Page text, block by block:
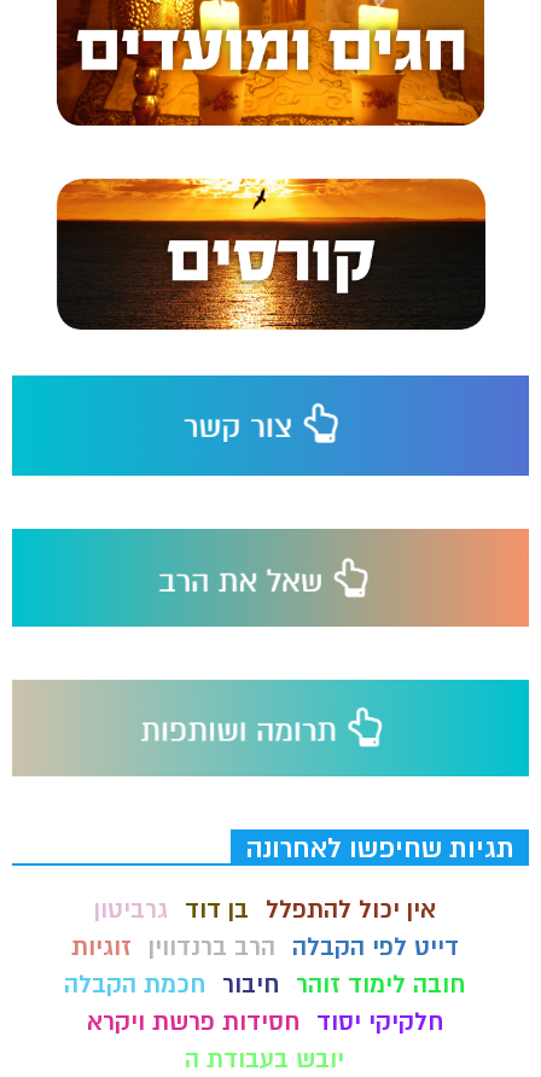
תגיות שחיפשו לאחרונה
אין יכול להתפלל בן דוד
גרביטון
דייט לפי הקבלה
הרב ברנדווין
זוגיות
חובה לימוד זוהר
חיבור
חכמת הקבלה
חלקיקי יסוד
חסידות פרשת ויקרא
יובש בעבודת ה